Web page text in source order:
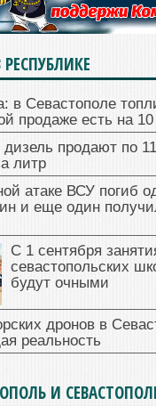
в Севастополе
продаже есть на
продают по
литр
атаке ВСУ погиб
и еще один
С 1 сентября
севастопольских
будут очными
дронов в
реальность
И